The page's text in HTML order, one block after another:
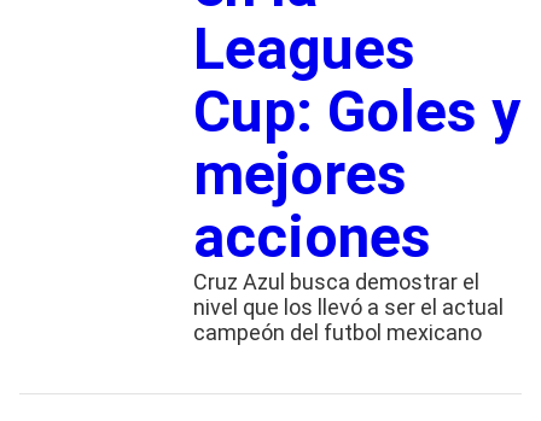
Leagues
Cup: Goles y
mejores
acciones
Cruz Azul busca demostrar el
nivel que los llevó a ser el actual
campeón del futbol mexicano